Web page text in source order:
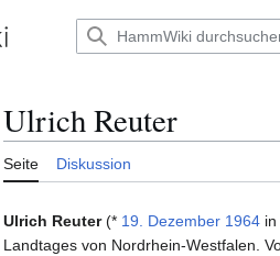
Ulrich Reuter
Seite Diskussion
Ulrich Reuter(* 19. Dezember 1964 in
Landtages von Nordrhein-Westfalen.